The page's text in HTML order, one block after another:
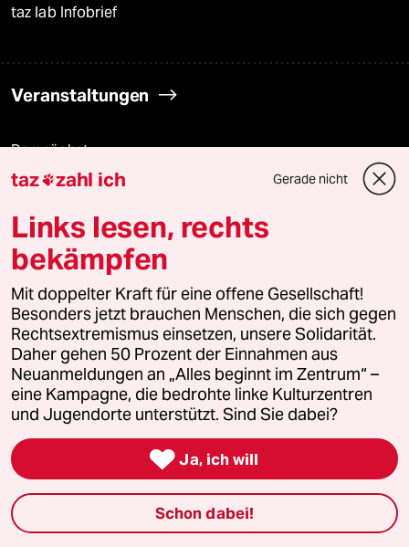
taz lab Infobrief
Veranstaltungen
Demnächst
Live im Stream
Vergangene
taz lab 2027
Mehr taz Lesestoff
taz Blogs
taz FUTURZWEI
taz zahl ich Gerade nicht
Links lesen, rechts
bekämpfen
Mit doppelter Kraft für eine offene Gesellschaft!
Besonders jetzt brauchen Menschen, die sich gegen
Rechtsextremismus einsetzen, unsere Solidarität.
Daher gehen 50 Prozent der Einnahmen aus
Neuanmeldungen an „Alles beginnt im Zentrum“ –
eine Kampagne, die bedrohte linke Kulturzentren
und Jugendorte unterstützt. Sind Sie dabei?
 Ja, ich will
Schon dabei!